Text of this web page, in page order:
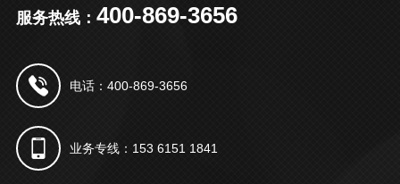
服务热线： 400-869-3656
电话：400-869-3656
业务专线：153 6151 1841